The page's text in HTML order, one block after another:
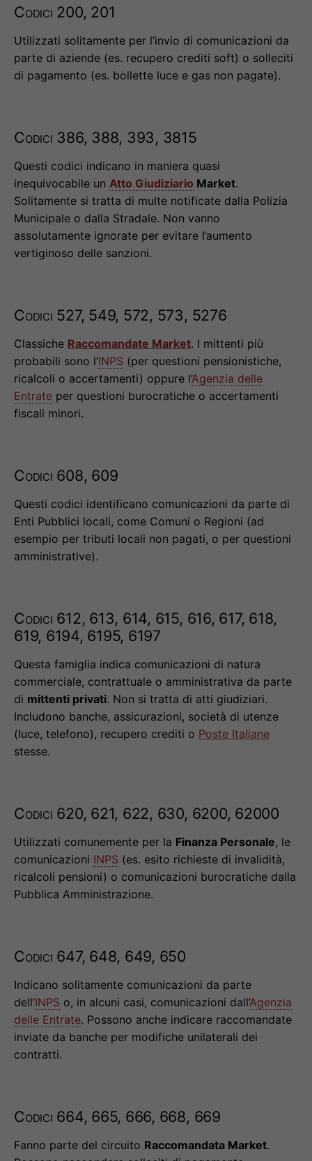
Codici 200, 201
Utilizzati solitamente per l’invio di comunicazioni da
parte di aziende (es. recupero crediti soft) o solleciti
di pagamento (es. bollette luce e gas non pagate).
Codici 386, 388, 393, 3815
Questi codici indicano in maniera quasi
inequivocabile un Atto Giudiziario Market.
Solitamente si tratta di multe notificate dalla Polizia
Municipale o dalla Stradale. Non vanno
assolutamente ignorate per evitare l’aumento
vertiginoso delle sanzioni.
Codici 527, 549, 572, 573, 5276
Classiche Raccomandate Market. I mittenti più
probabili sono l’INPS (per questioni pensionistiche,
ricalcoli o accertamenti) oppure l’Agenzia delle
Entrate per questioni burocratiche o accertamenti
fiscali minori.
Codici 608, 609
Questi codici identificano comunicazioni da parte di
Enti Pubblici locali, come Comuni o Regioni (ad
esempio per tributi locali non pagati, o per questioni
amministrative).
Codici 612, 613, 614, 615, 616, 617, 618,
619, 6194, 6195, 6197
Questa famiglia indica comunicazioni di natura
commerciale, contrattuale o amministrativa da parte
di mittenti privati. Non si tratta di atti giudiziari.
Includono banche, assicurazioni, società di utenze
(luce, telefono), recupero crediti o Poste Italiane
stesse.
Codici 620, 621, 622, 630, 6200, 62000
Utilizzati comunemente per la Finanza Personale, le
comunicazioni INPS (es. esito richieste di invalidità,
ricalcoli pensioni) o comunicazioni burocratiche dalla
Pubblica Amministrazione.
Codici 647, 648, 649, 650
Indicano solitamente comunicazioni da parte
dell’INPS o, in alcuni casi, comunicazioni dall’Agenzia
delle Entrate. Possono anche indicare raccomandate
inviate da banche per modifiche unilaterali dei
contratti.
Codici 664, 665, 666, 668, 669
Fanno parte del circuito Raccomandata Market.